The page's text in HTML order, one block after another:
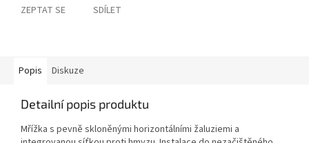
ZEPTAT SE SDÍLET
Popis Diskuze
Detailní popis produktu
Mřížka s pevně skloněnými horizontálními žaluziemi a